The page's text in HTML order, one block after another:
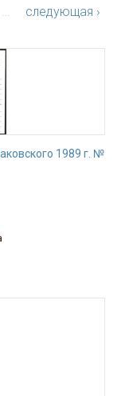
…
следующая ›
1989 г. №